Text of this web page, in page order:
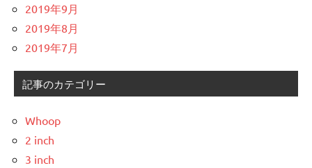
2019年9月
2019年8月
2019年7月
記事のカテゴリー
Whoop
2 inch
3 inch